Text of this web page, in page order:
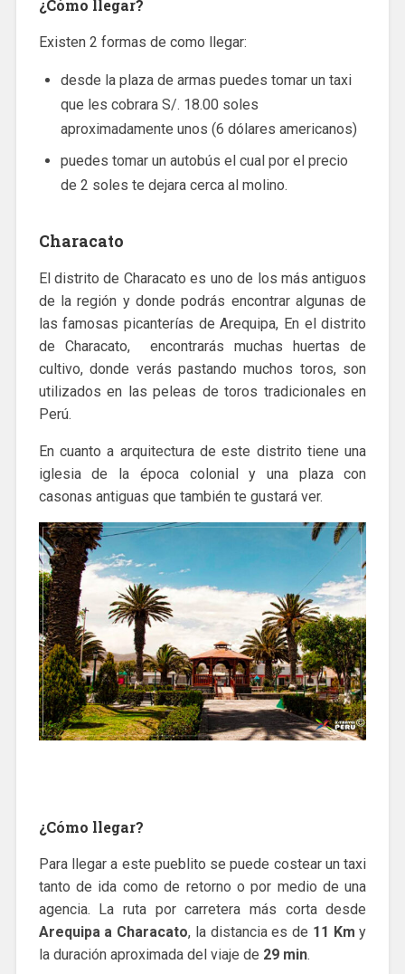
¿Cómo llegar?
Existen 2 formas de como llegar:
desde la plaza de armas puedes tomar un taxi
que les cobrara S/. 18.00 soles
aproximadamente unos (6 dólares americanos)
puedes tomar un autobús el cual por el precio
de 2 soles te dejara cerca al molino.
Characato
El distrito de Characato es uno de los más antiguos
de la región y donde podrás encontrar algunas de
las famosas picanterías de Arequipa, En el distrito
de Characato, encontrarás muchas huertas de
cultivo, donde verás pastando muchos toros, son
utilizados en las peleas de toros tradicionales en
Perú.
En cuanto a arquitectura de este distrito tiene una
iglesia de la época colonial y una plaza con
casonas antiguas que también te gustará ver.
¿Cómo llegar?
Para llegar a este pueblito se puede costear un taxi
tanto de ida como de retorno o por medio de una
agencia. La ruta por carretera más corta desde
Arequipa a Characato, la distancia es de 11 Kmy
la duración aproximada del viaje de 29 min.